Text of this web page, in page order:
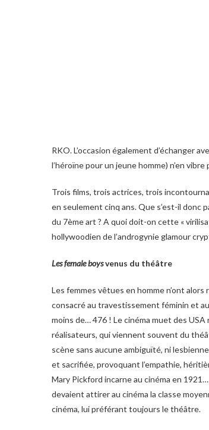
RKO. L’occasion également d’échanger
l’héroïne pour un jeune homme) n’en
Trois films, trois actrices, trois
en seulement cinq ans. Que s’est-il donc
du 7ème art ? A quoi doit-on cette «
hollywoodien de l’androgynie glamour
Les female boysvenus du théâtre
Les femmes vêtues en homme n’ont
consacré au travestissement féminin et
moins de… 476 ! Le cinéma muet des
réalisateurs, qui viennent souvent du
scène sans aucune ambiguïté, ni
et sacrifiée, provoquant l’empathie,
Mary Pickford incarne au cinéma en
devaient attirer au cinéma la classe
cinéma, lui préférant toujours le théâtre.